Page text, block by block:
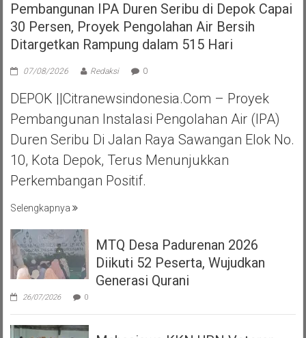
Pembangunan IPA Duren Seribu di Depok Capai
30 Persen, Proyek Pengolahan Air Bersih
Ditargetkan Rampung dalam 515 Hari
07/08/2026 Redaksi 0
DEPOK ||Citranewsindonesia.com – Proyek
Pembangunan Instalasi Pengolahan Air (IPA)
Duren Seribu Di Jalan Raya Sawangan Elok No.
10, Kota Depok, Terus Menunjukkan
Perkembangan Positif.
Selengkapnya
MTQ Desa Padurenan 2026
Diikuti 52 Peserta, Wujudkan
Generasi Qurani
26/07/2026 0